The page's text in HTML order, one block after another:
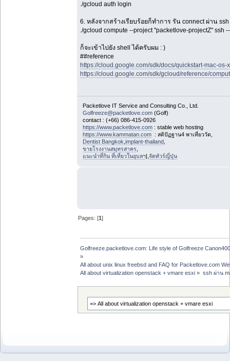
./gcloud auth login
6. หลังจากสร้างเรียบร้อยก็ทำการ รัน connect ผ่าน
./gcloud compute --project "packetlove-projectZ" ssh
ก็จะเข้าไปยัง shell ได้ครับผม : )
##reference
https://cloud.google.com/sdk/docs/quickstart-mac-os-x
https://cloud.google.com/sdk/gcloud/reference/
Packetlove IT Service and Consulting Co., Ltd.
Golfreeze@packetlove.com(Golf)
contact : (+66) 086-415-0926
https://www.packetlove.com: stable web hosting
https://www.kammatan.com: สติปัฏฐาน4 พาเที่ยววัด,
Dentist Bangkok implant-thailand,
ขายโรงงานสมุทรสาคร,
แนะนำที่กิน ที่เที่ยวในอุบลฯ|, จัดทัวร์ญี่ปุ่น
Pages: [1]
Golfreeze.packetlove.com: Life style of Golfreeze
»
All about unix linux freebsd and FAQ for Packetlove.com
All about virtualization openstack + vmare esxi » ssh ผ่าน